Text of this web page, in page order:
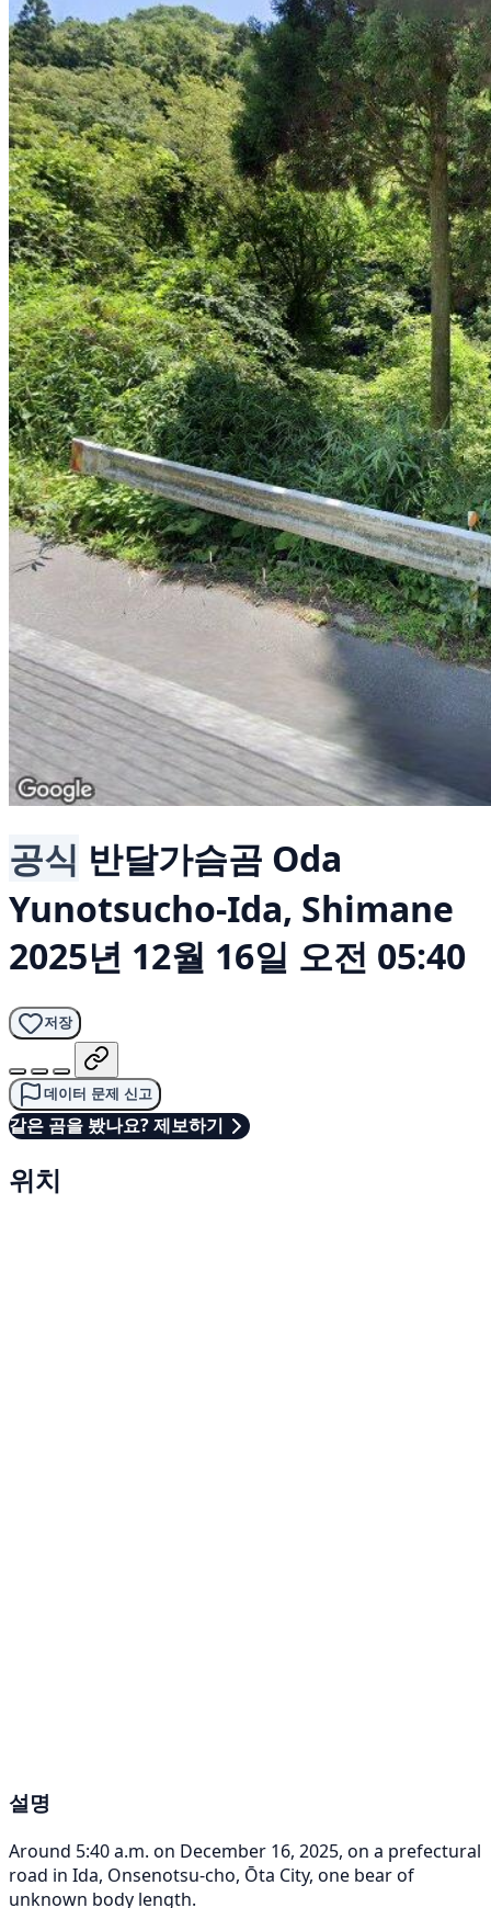
공식 반달가슴곰 Oda
Yunotsucho-Ida, Shimane
2025년 12월 16일 오전 05:40
저장
데이터 문제 신고
같은 곰을 봤나요? 제보하기
위치
설명
Around 5:40 a.m. on December 16, 2025, on a prefectural
road in Ida, Onsenotsu-cho, Ōta City, one bear of
unknown body length.